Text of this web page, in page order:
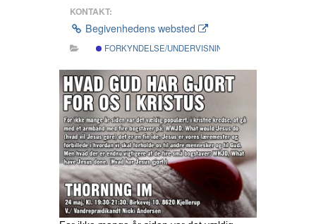
KONTAKT:
Begivenhedens websted
FORKYNDELSE/UNDERVISNING